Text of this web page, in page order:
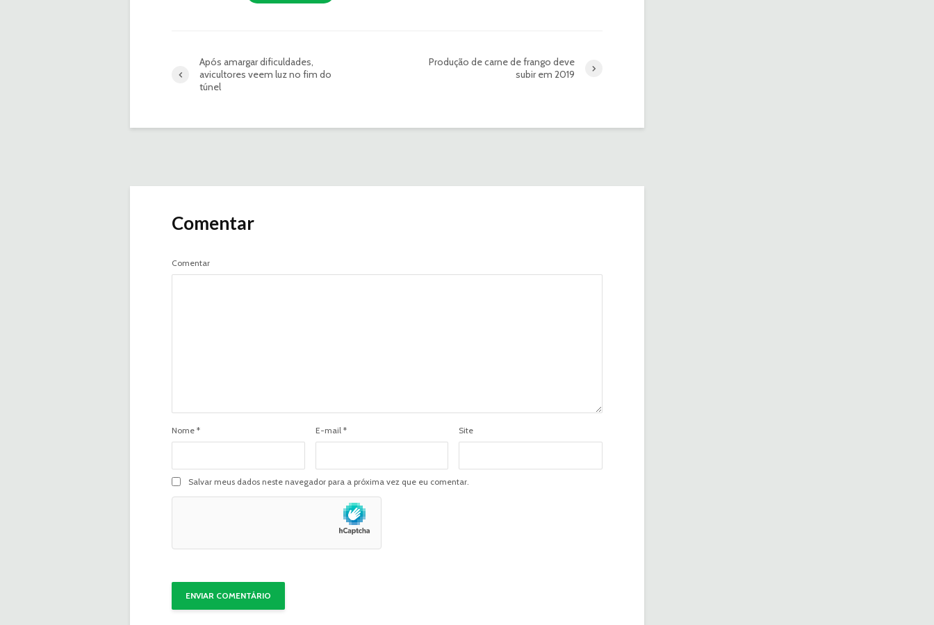
Após amargar dificuldades,
avicultores veem luz no fim do
túnel
Produção de carne de frango deve
subir em 2019
Comentar
Comentar
Nome * E-mail * Site
Salvar meus dados neste navegador para a próxima vez que eu comentar.